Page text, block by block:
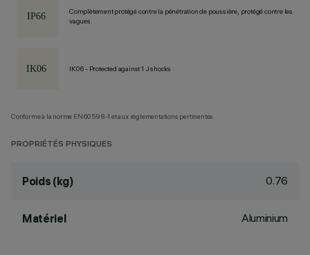
Complètement protégé contre la pénétration de poussière, protégé contre les
vagues.
IK06 - Protected against 1 J shocks
Conforme à la norme EN60598-1 et aux réglementations pertinentes.
PROPRIÉTÉS PHYSIQUES
Poids (kg) 0.76
Matériel Aluminium